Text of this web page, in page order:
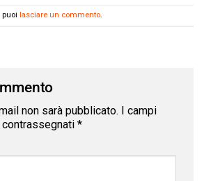
puoi lasciare un commento.
non sarà pubblicato.
I campi
*